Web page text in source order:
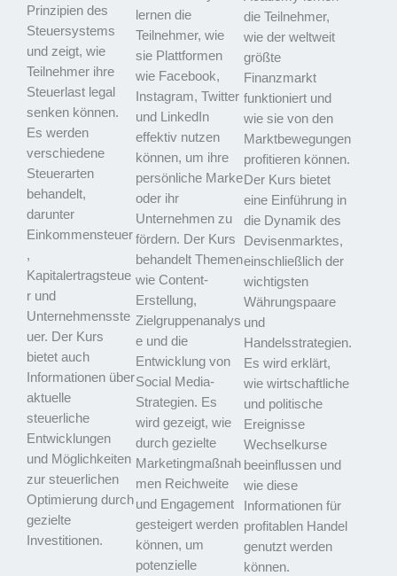
Prinzipien des
Steuersystems
und zeigt, wie
Teilnehmer ihre
Steuerlast legal
senken können.
Es werden
verschiedene
Steuerarten
behandelt,
darunter
Einkommensteuer
,
Kapitalertragsteue
r und
Unternehmensste
uer. Der Kurs
bietet auch
Informationen über
aktuelle
steuerliche
Entwicklungen
und Möglichkeiten
zur steuerlichen
Optimierung durch
gezielte
Investitionen.
lernen die
Teilnehmer, wie
sie Plattformen
wie Facebook,
Instagram, Twitter
und LinkedIn
effektiv nutzen
können, um ihre
persönliche Marke
oder ihr
Unternehmen zu
fördern. Der Kurs
behandelt Themen
wie Content-
Erstellung,
Zielgruppenanalys
e und die
Entwicklung von
Social Media-
Strategien. Es
wird gezeigt, wie
durch gezielte
Marketingmaßnah
men Reichweite
und Engagement
gesteigert werden
können, um
potenzielle
die Teilnehmer,
wie der weltweit
größte
Finanzmarkt
funktioniert und
wie sie von den
Marktbewegungen
profitieren können.
Der Kurs bietet
eine Einführung in
die Dynamik des
Devisenmarktes,
einschließlich der
wichtigsten
Währungspaare
und
Handelsstrategien.
Es wird erklärt,
wie wirtschaftliche
und politische
Ereignisse
Wechselkurse
beeinflussen und
wie diese
Informationen für
profitablen Handel
genutzt werden
können.